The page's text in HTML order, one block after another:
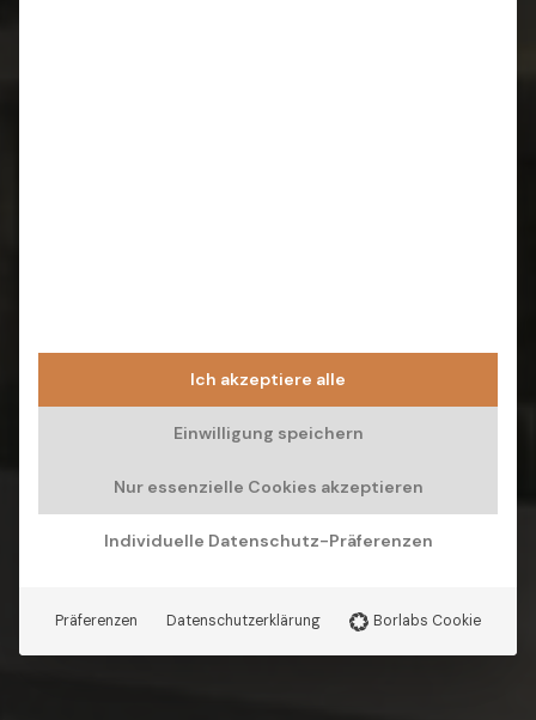
Ich akzeptiere alle
Einwilligung speichern
Nur essenzielle Cookies akzeptieren
Individuelle Datenschutz-Präferenzen
Präferenzen Datenschutzerklärung Borlabs Cookie